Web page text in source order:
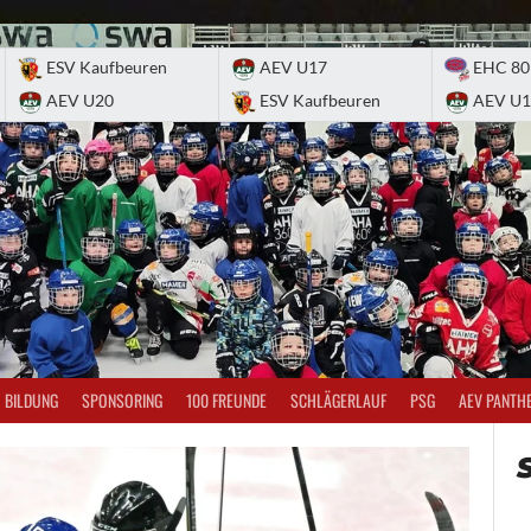
ESV Kaufbeuren
AEV U20
AEV U17
ESV Kaufbeuren
EHC
AEV
BILDUNG SPONSORING 100 FREUNDE SCHLÄGERLAUF PSG AEV